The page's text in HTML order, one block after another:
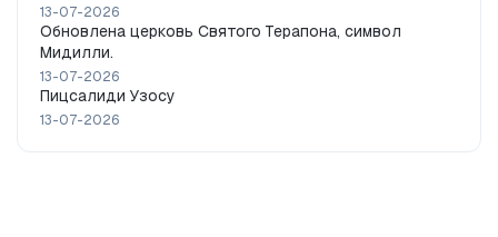
13-07-2026
Обновлена церковь Святого Терапона, символ
Мидилли.
13-07-2026
Пицсалиди Узосу
13-07-2026